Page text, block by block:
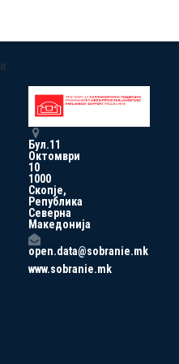
a
Бул.11
Октомври
10
1000
Скопје,
Република
Северна
Македонија
open.data@sobranie.mk
www.sobranie.mk